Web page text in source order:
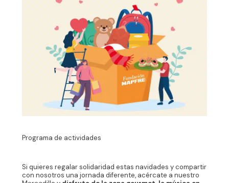
Programa de actividades
Si quieres regalar solidaridad estas navidades y compartir
con nosotros una jornada diferente, acércate a nuestro